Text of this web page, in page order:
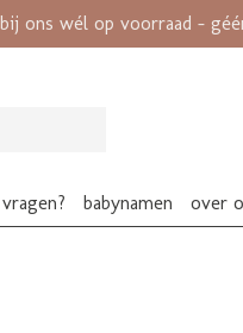
ons wél op voorraad -
vragen? babynamen over